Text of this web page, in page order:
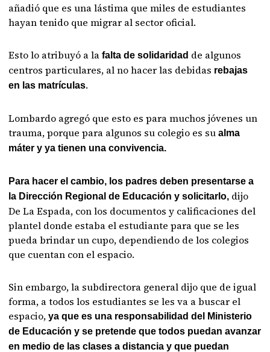
añadió que es una lástima que miles de estudiantes
hayan tenido que migrar al sector oficial.
Esto lo atribuyó a lafalta de solidaridad de algunos
centros particulares, al no hacer las debidas rebajas
en las matrículas.
Lombardo agregó que esto es para muchos jóvenes un
trauma, porque para algunos su colegio es sualma
máter y ya tienen una convivencia.
Para hacer el cambio, los padres deben presentarse a
la Dirección Regional de Educación y solicitarlo, dijo
De La Espada, con los documentos y calificaciones del
plantel donde estaba el estudiante para que se les
pueda brindar un cupo, dependiendo de los colegios
que cuentan con el espacio.
Sin embargo, la subdirectora general dijo que de igual
forma, a todos los estudiantes se les va a buscar el
espacio, ya que es una responsabilidad del Ministerio
de Educación y se pretende que todos puedan avanzar
en medio de las clases a distancia y que puedan